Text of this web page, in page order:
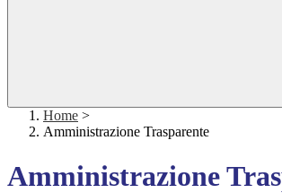
Home >
Amministrazione Trasparente
Amministrazione